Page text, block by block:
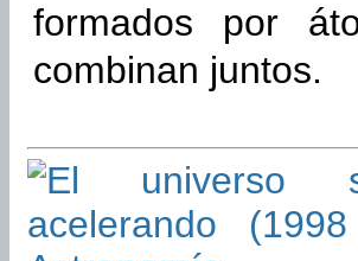
formados por
combinan juntos.